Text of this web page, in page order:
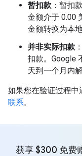
暂扣款 ：暂扣
金额介于 0.00
金额转换为本地
并非实际扣款
扣款。Google
天到一个月内解
如果您在验证过程中
联系。
获享 $300 免费